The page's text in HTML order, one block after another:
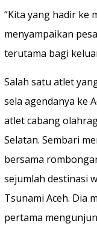
“Kita yang hadir ke
menyampaikan
terutama bagi
Salah satu atlet
sela agendanya ke
atlet cabang
Selatan. Sembari
bersama
sejumlah destinasi
Tsunami Aceh. Dia
pertama